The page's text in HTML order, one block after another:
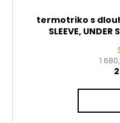
termotriko s
SLEEVE,
1